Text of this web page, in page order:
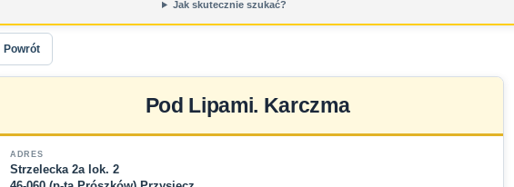
Jak skutecznie szukać?
Powrót
Pod Lipami. Karczma
ADRES
Strzelecka 2a lok. 2